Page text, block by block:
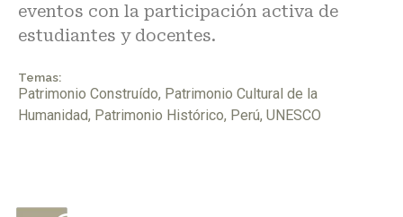
eventos con la participación activa de
estudiantes y docentes.
Temas:
Patrimonio Construído, Patrimonio Cultural de la
Humanidad, Patrimonio Histórico, Perú, UNESCO